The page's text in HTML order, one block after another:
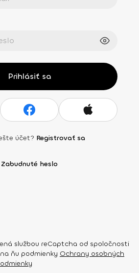
Prihlásiť sa
účet? Registrovať sa
Zabudnuté heslo
službou reCaptcha od spoločnosti
ňu podmienky Ochrany osobných